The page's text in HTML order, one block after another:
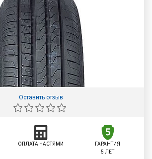
Оставить отзыв
ОПЛАТА ЧАСТЯМИ
ГАРАНТИЯ
5 ЛЕТ